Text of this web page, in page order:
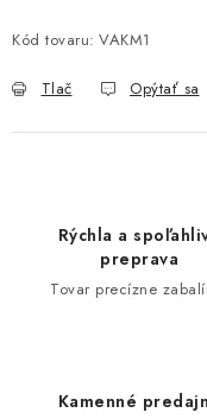
Ochrana osobných údajov
Vrátenie tovaru, výmena
Kód tovaru: VAKM1
Tlač Opýtať sa
Rýchla a
preprava
Tovar precízne
Kamenné